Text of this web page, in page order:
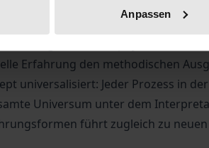
Anpassen
letzten großen Metaphysik-
Erfahrung den methodischen
universalisiert: Jeder Prozess in
Universum unter dem
führt zugleich zu